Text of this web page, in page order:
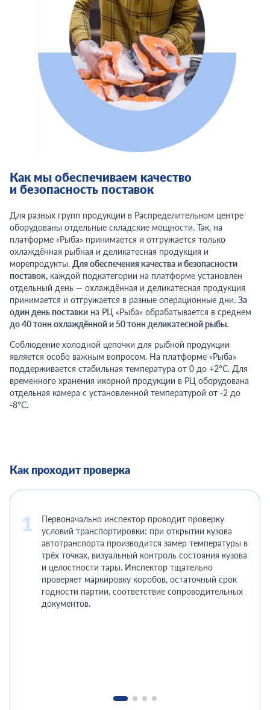
Как мы обеспечиваем качество
и безопасность поставок
Для разных групп продукции в Распределительном центре
оборудованы отдельные складские мощности. Так, на
платформе «Рыба» принимается и отгружается только
охлаждённая рыбная и деликатесная продукция и
морепродукты. Для обеспечения качества и безопасности
поставок, каждой подкатегории на платформе установлен
отдельный день — охлаждённая и деликатесная продукция
принимается и отгружается в разные операционные дни. За
один день поставки на РЦ «Рыба» обрабатывается в среднем
до 40 тонн охлаждённой и 50 тонн деликатесной рыбы.
Соблюдение холодной цепочки для рыбной продукции
является особо важным вопросом. На платформе «Рыба»
поддерживается стабильная температура от 0 до +2°С. Для
временного хранения икорной продукции в РЦ оборудована
отдельная камера с установленной температурой от -2 до
-8°С.
Как проходит проверка
Первоначально инспектор проводит проверку
условий транспортировки: при открытии кузова
автотранспорта производится замер температуры в
трёх точках, визуальный контроль состояния кузова
и целостности тары. Инспектор тщательно
проверяет маркировку коробов, остаточный срок
годности партии, соответствие сопроводительных
документов.